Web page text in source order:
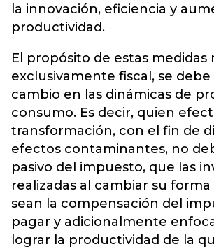
la innovación, eficiencia y
productividad.
El propósito de estas medidas
exclusivamente fiscal, se
cambio en las dinámicas de
consumo. Es decir, quien
transformación, con el fin de
efectos contaminantes, no
pasivo del impuesto, que las
realizadas al cambiar su
sean la compensación del
pagar y adicionalmente
lograr la productividad de la